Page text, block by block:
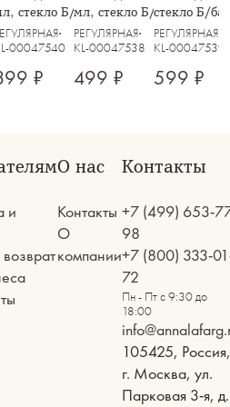
Special
стекло Б/бамбук, Grand
00047540
₽
мл, стекло Б/бамбук,
РЕГУЛЯРНАЯ
KL-00047538
499 ₽
стекло Б/
РЕГУЛЯРНАЯ
KL-00047539
599 ₽
и
О нас
Контакты
О
компании
Контакты
+7 (499) 653-
98
+7 (800) 333-
72
Пн - Пт с 9:30 до
18:00
105425, Россия,
г. Москва, ул.
Парковая 3-я, д.